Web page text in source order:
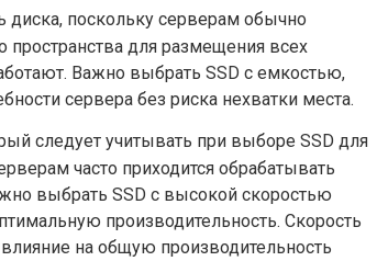
поскольку серверам обычно
для размещения всех
Важно выбрать SSD с емкостью,
сервера без риска нехватки места.
следует учитывать при выборе SSD для
часто приходится обрабатывать
выбрать SSD с высокой скоростью
производительность. Скорость
на общую производительность